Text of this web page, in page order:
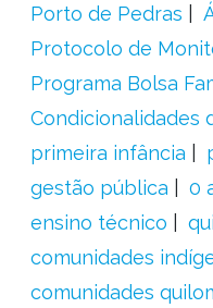
Porto de Pedras
Protocolo de
Programa Bolsa
Condicionalidades
primeira infância
gestão pública
0
ensino técnico
comunidades
comunidades